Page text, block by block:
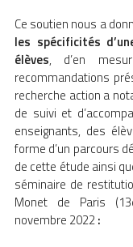
Ce soutien nous a
les spécificités
élèves, d’en
recommandations
recherche action a
de suivi et
enseignants, des
forme d’un parcours
de cette étude ainsi
séminaire de
Monet de Paris
novembre 2022: